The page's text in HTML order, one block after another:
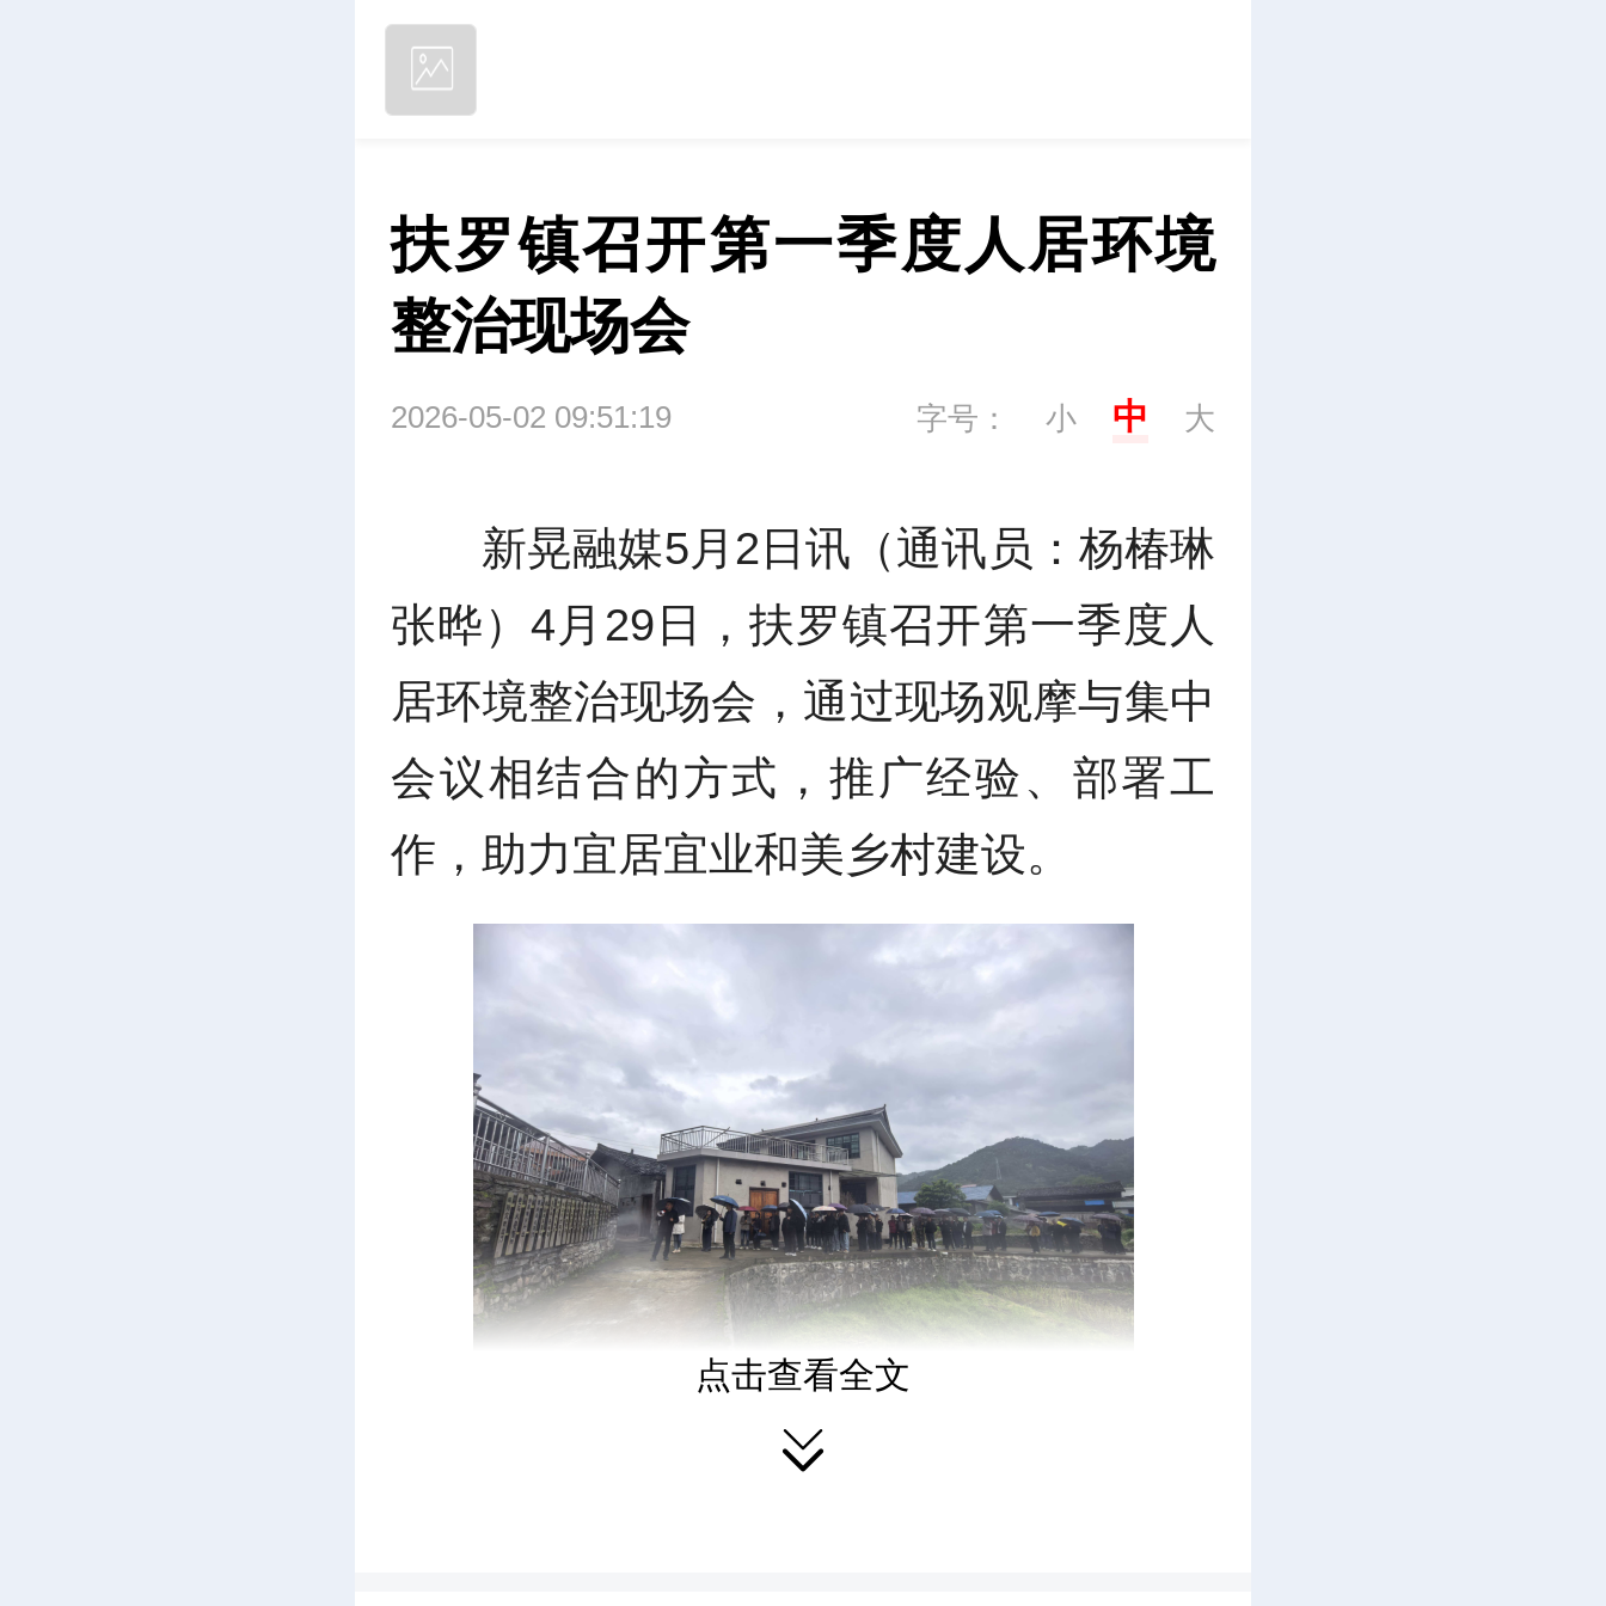
扶罗镇召开第一季度人居环境
整治现场会
2026-05-02 09:51:19 字号： 小 中 大
新晃融媒5月2日讯（通讯员：杨椿琳
张晔）4月29日，扶罗镇召开第一季度人
居环境整治现场会，通过现场观摩与集中
会议相结合的方式，推广经验、部署工
作，助力宜居宜业和美乡村建设。
在枫木村，与会人员实地观摩人居环
点击查看全文
